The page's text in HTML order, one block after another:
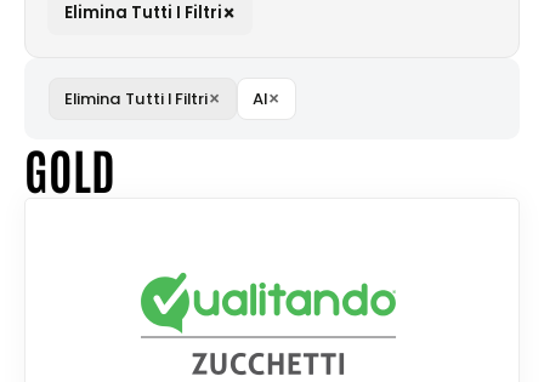
Elimina Tutti I Filtri×
Elimina Tutti I Filtri× AI×
GOLD